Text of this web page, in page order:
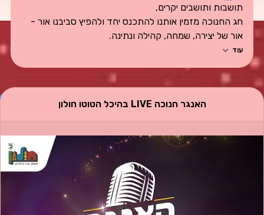
תושבות ותושבים יקרים,
אור של יצירה, שמחה, קהילה ונתינה.
המתאימות לכל הגילאים.
ולמלא את העיר באווירת חג מיוחדת.
חג אורים שמח,
שי קינן
עוד
האנגר חנוכה LIVE בהיכל הטוטו חולון